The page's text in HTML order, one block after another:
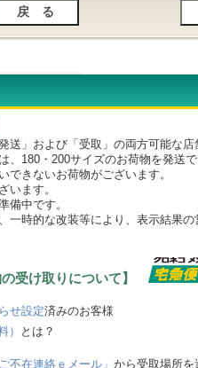
」および「受取」の両方可能な店
・200サイズのお荷物を発送で
きないお荷物がございます。
ます。
中です。
一時的な改装等により、表示結果
の受け取りについて】
せ設定済みのお客様
）
とは？
ご不在連絡ｅメール」 から受取場所を